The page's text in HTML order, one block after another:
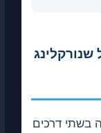
שנורקלינג
בשתי דרכים